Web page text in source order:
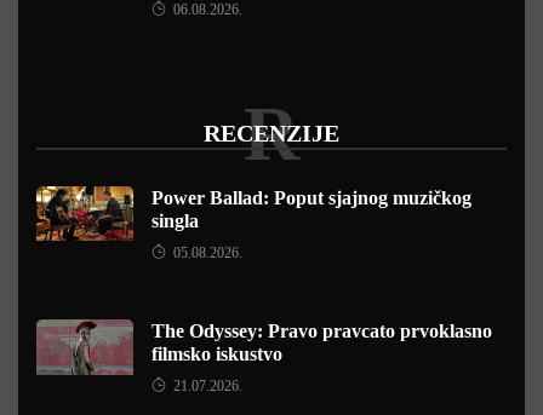
06.08.2026.
RECENZIJE
R
Power Ballad: Poput sjajnog muzičkog
singla
05.08.2026.
The Odyssey: Pravo pravcato prvoklasno
filmsko iskustvo
21.07.2026.